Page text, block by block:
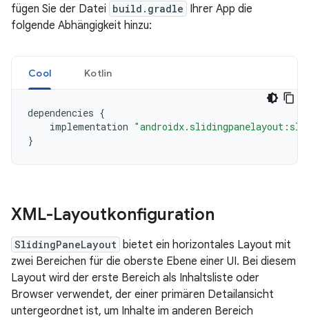
fügen Sie der Datei build.gradle Ihrer App die
folgende Abhängigkeit hinzu:
Cool Kotlin
dependencies {
implementation
}
XML-Layoutkonfiguration
SlidingPaneLayout bietet ein horizontales Layout mit
zwei Bereichen für die oberste Ebene einer UI. Bei diesem
Layout wird der erste Bereich als Inhaltsliste oder
Browser verwendet, der einer primären Detailansicht
untergeordnet ist, um Inhalte im anderen Bereich